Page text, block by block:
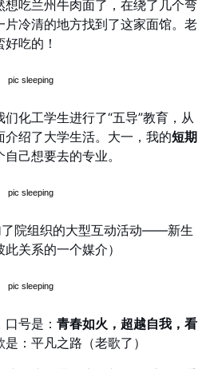
吃兰州牛肉面了，在绕了几个弯
冷清的地方找到了这家面馆。老
吃的！
化工学生进行了“五导”教育，从
绍了大学生活。大一，我的短期
己想要去的专业。
了院组织的大型互动活动——新生
关系的一个媒介）
口号是： 青春如火，超越自我，看
是：平凡之路（老歌了）